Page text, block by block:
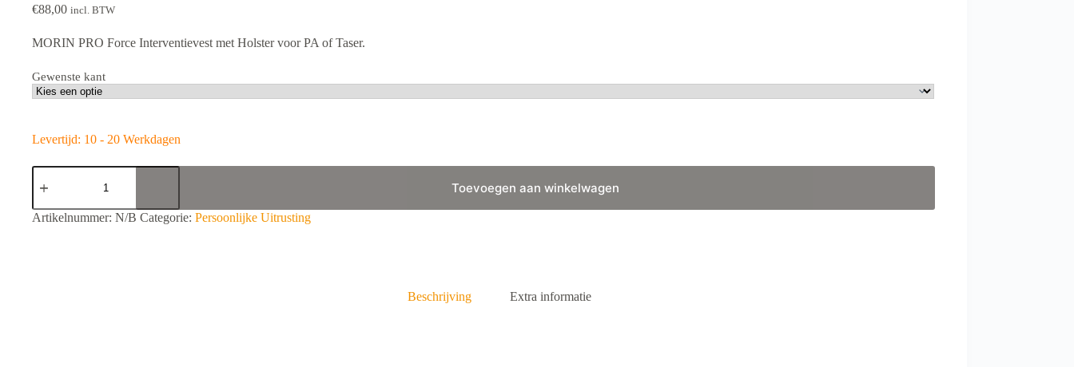
€88,00 incl. BTW
MORIN PRO Force Interventievest met Holster voor PA of Taser.
Gewenste kant
Levertijd: 10 - 20 Werkdagen
MORIN
PRO
Interventievest
met
Toevoegen aan winkelwagen
A
Artikelnummer: N/B Categorie: Persoonlijke Uitrusting
Beschrijving Extra informatie